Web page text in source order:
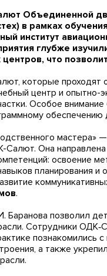
Объединенной
в рамках
институт
глубже
что
которые проходят
центр и опытно-
Особое
обеспечению
мастера»
Она
освоение
планирования
.
позволил
Сотрудники
а также